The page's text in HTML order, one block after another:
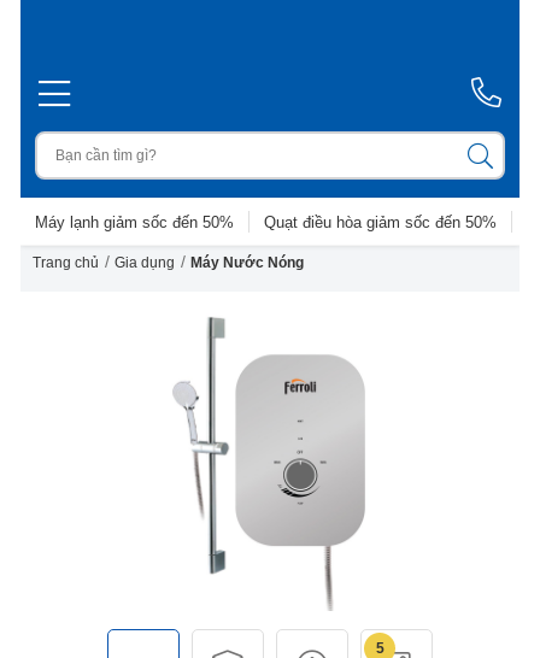
Máy lạnh giảm sốc đến 50% Quạt điều hòa giảm sốc đến 50%
Trang chủ / Gia dụng / Máy Nước Nóng
5